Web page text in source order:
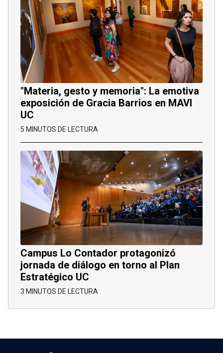
"Materia, gesto y memoria": La emotiva
exposición de Gracia Barrios en MAVI
UC
5 MINUTOS DE LECTURA
Campus Lo Contador protagonizó
jornada de diálogo en torno al Plan
Estratégico UC
3 MINUTOS DE LECTURA